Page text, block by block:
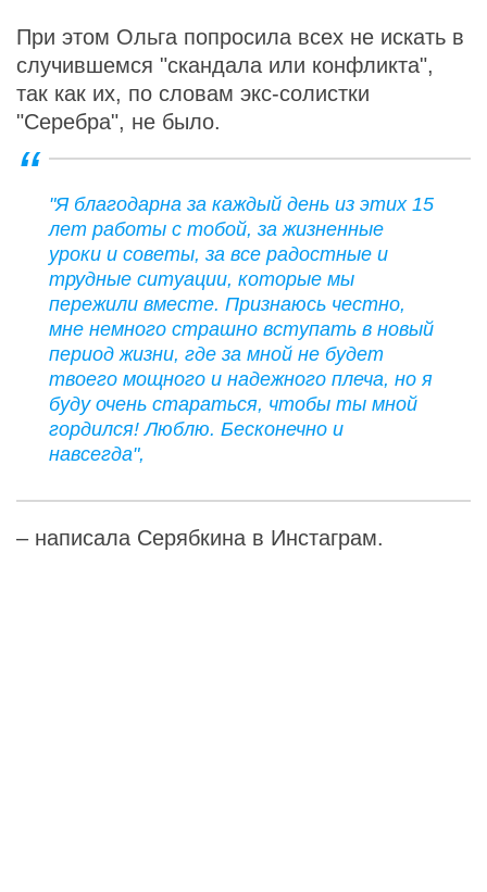
При этом Ольга попросила всех не искать в
случившемся "скандала или конфликта",
так как их, по словам экс-солистки
"Серебра", не было.
"Я благодарна за каждый день из этих 15
лет работы с тобой, за жизненные
уроки и советы, за все радостные и
трудные ситуации, которые мы
пережили вместе. Признаюсь честно,
мне немного страшно вступать в новый
период жизни, где за мной не будет
твоего мощного и надежного плеча, но я
буду очень стараться, чтобы ты мной
гордился! Люблю. Бесконечно и
навсегда",
– написала Серябкина в Инстаграм.